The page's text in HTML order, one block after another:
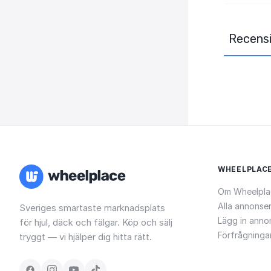
Sveriges smartaste marknadsplats
för hjul, däck och fälgar. Köp och sälj
tryggt — vi hjälper dig hitta rätt.
WHEELPLACE
Om
Alla annonser
Lägg in